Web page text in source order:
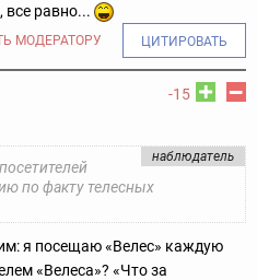
все равно...
МОДЕРАТОРУ ЦИТИРОВАТЬ
-15
наблюдатель
по факту телесных
я посещаю «Велес» каждую
«Велеса»? «Что за